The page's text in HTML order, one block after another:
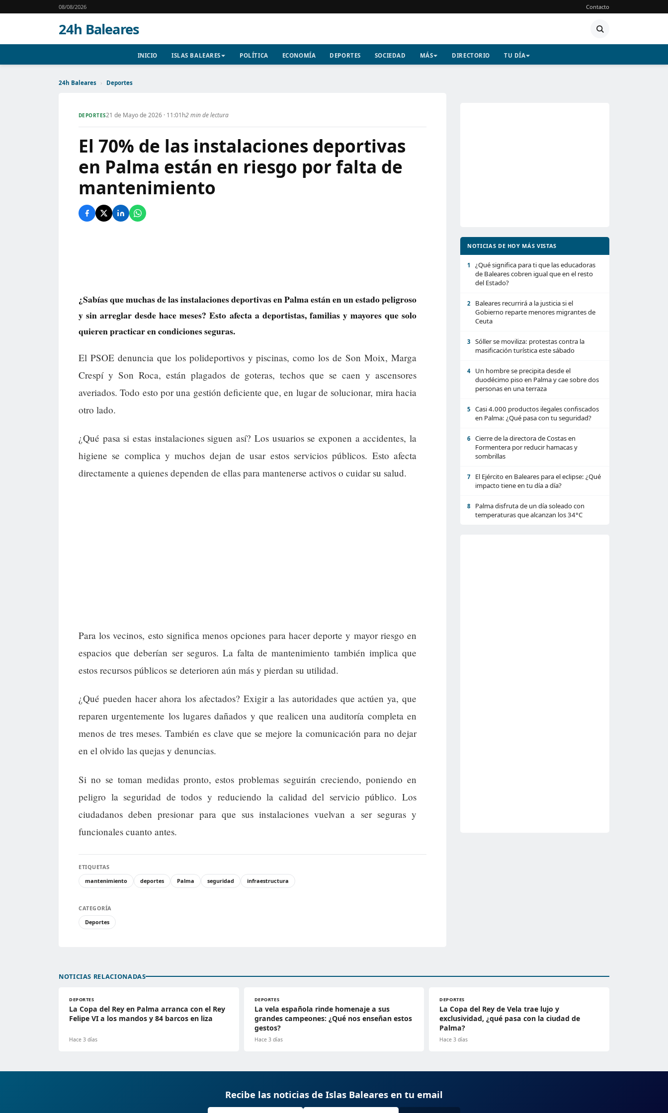
08/08/2026 Contacto
24h Baleares
INICIO ISLAS BALEARES POLÍTICA ECONOMÍA DEPORTES SOCIEDAD MÁS DIRECTORIO TU DÍA
24h Baleares › Deportes
DEPORTES21 de Mayo de 2026 · 11:01h2 min de lectura
El 70% de las instalaciones deportivas
en Palma están en riesgo por falta de
mantenimiento
¿Sabías que muchas de las instalaciones deportivas en Palma están en un estado peligroso
y sin arreglar desde hace meses? Esto afecta a deportistas, familias y mayores que solo
quieren practicar en condiciones seguras.
El PSOE denuncia que los polideportivos y piscinas, como los de Son Moix, Marga
Crespí y Son Roca, están plagados de goteras, techos que se caen y ascensores
averiados. Todo esto por una gestión deficiente que, en lugar de solucionar, mira hacia
otro lado.
¿Qué pasa si estas instalaciones siguen así? Los usuarios se exponen a accidentes, la
higiene se complica y muchos dejan de usar estos servicios públicos. Esto afecta
directamente a quienes dependen de ellas para mantenerse activos o cuidar su salud.
Para los vecinos, esto significa menos opciones para hacer deporte y mayor riesgo en
espacios que deberían ser seguros. La falta de mantenimiento también implica que
estos recursos públicos se deterioren aún más y pierdan su utilidad.
¿Qué pueden hacer ahora los afectados? Exigir a las autoridades que actúen ya, que
reparen urgentemente los lugares dañados y que realicen una auditoría completa en
menos de tres meses. También es clave que se mejore la comunicación para no dejar
en el olvido las quejas y denuncias.
Si no se toman medidas pronto, estos problemas seguirán creciendo, poniendo en
peligro la seguridad de todos y reduciendo la calidad del servicio público. Los
ciudadanos deben presionar para que sus instalaciones vuelvan a ser seguras y
funcionales cuanto antes.
ETIQUETAS
mantenimiento
deportes Palma seguridad infraestructura
CATEGORÍA
Deportes
NOTICIAS DE HOY MÁS VISTAS
1
¿Qué significa para ti que las educadoras
de Baleares cobren igual que en el resto
del Estado?
2
Baleares recurrirá a la justicia si el
Gobierno reparte menores migrantes de
Ceuta
3
Sóller se moviliza: protestas contra la
masificación turística este sábado
4
Un hombre se precipita desde el
duodécimo piso en Palma y cae sobre dos
personas en una terraza
5
Casi 4.000 productos ilegales confiscados
en Palma: ¿Qué pasa con tu seguridad?
6
Cierre de la directora de Costas en
Formentera por reducir hamacas y
sombrillas
7
El Ejército en Baleares para el eclipse: ¿Qué
impacto tiene en tu día a día?
8
Palma disfruta de un día soleado con
temperaturas que alcanzan los 34°C
NOTICIAS RELACIONADAS
DEPORTES
La Copa del Rey en Palma arranca con el Rey
Felipe VI a los mandos y 84 barcos en liza
Hace 3 días
DEPORTES
La vela española rinde homenaje a sus
grandes campeones: ¿Qué nos enseñan estos
gestos?
Hace 3 días
DEPORTES
La Copa del Rey de Vela trae lujo y
exclusividad, ¿qué pasa con la ciudad de
Palma?
Hace 3 días
Recibe las noticias de Islas Baleares en tu email